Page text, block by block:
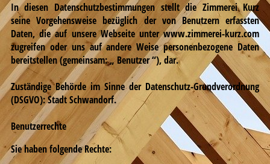
In diesen Datenschutzbestimmungen stellt die Zimmerei Kurz
seine Vorgehensweise bezüglich der von Benutzern erfassten
Daten, die auf unsere Webseite unter www.zimmerei-kurz.com
zugreifen oder uns auf andere Weise personenbezogene Daten
bereitstellen (gemeinsam: „ Benutzer “), dar.
Zuständige Behörde im Sinne der Datenschutz-Grundverordnung
(DSGVO): Stadt Schwandorf.
Benutzerrechte
Sie haben folgende Rechte: